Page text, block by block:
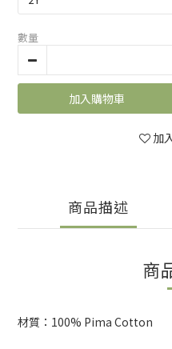
數量
加入購物車
加
商品描述
商
材質：100% Pima Cotton